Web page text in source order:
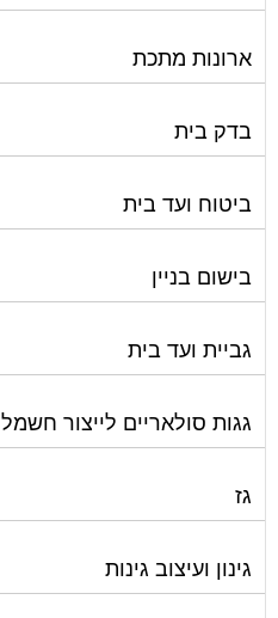
ארונות מתכת
בדק בית
ביטוח ועד בית
בישום בניין
גביית ועד בית
גגות סולאריים לייצור חשמל
גז
גינון ועיצוב גינות